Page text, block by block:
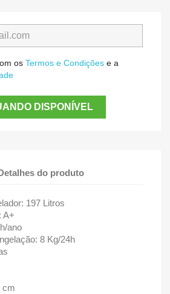
os Termos e Condições e a
DISPONÍVEL
do produto
197 Litros
A+
ano
8 Kg/24h
cm